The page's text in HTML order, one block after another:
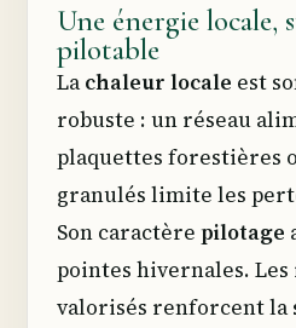
Une énergie locale,
pilotable
Lachaleur locale est
robuste : un réseau
plaquettes forestières
granulés limite les
Son caractère pilotage
pointes hivernales. Les
valorisés renforcent la